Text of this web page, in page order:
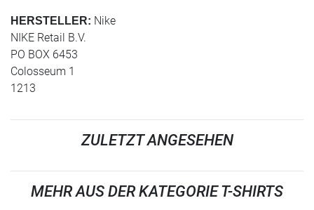
HERSTELLER: Nike
NIKE Retail B.V.
PO BOX 6453
Colosseum 1
1213
ZULETZT ANGESEHEN
MEHR AUS DER KATEGORIE T-SHIRTS